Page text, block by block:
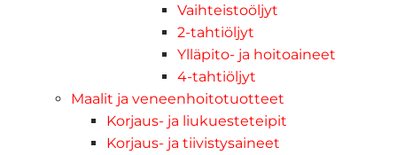
Vaihteistoöljyt
2-tahtiöljyt
Ylläpito- ja hoitoaineet
4-tahtiöljyt
Maalit ja veneenhoitotuotteet
Korjaus- ja liukuesteteipit
Korjaus- ja tiivistysaineet